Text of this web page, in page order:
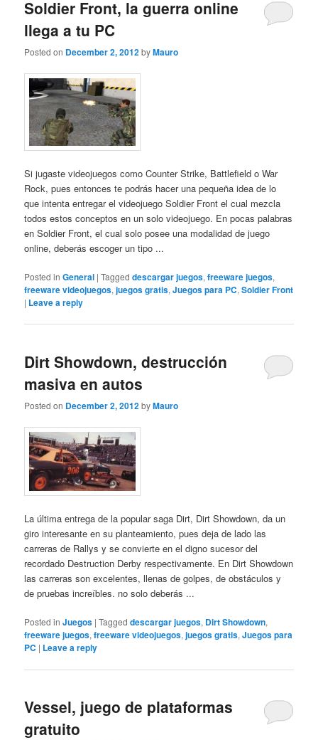
Soldier Front, la guerra online
llega a tu PC
Posted on December 2, 2012byMauro
Si jugaste videojuegos como Counter Strike, Battlefield o War
Rock, pues entonces te podrás hacer una pequeña idea de lo
que intenta entregar el videojuego Soldier Front el cual mezcla
todos estos conceptos en un solo videojuego. En pocas palabras
en Soldier Front, el cual solo posee una modalidad de juego
online, deberás escoger un tipo ...
Posted in General |Tagged descargar juegos,freeware juegos,
freeware videojuegos,juegos gratis,Juegos para PC,Soldier Front
| Leave a reply
Dirt Showdown, destrucción
masiva en autos
Posted on December 2, 2012byMauro
La última entrega de la popular saga Dirt, Dirt Showdown, da un
giro interesante en su planteamiento, pues deja de lado las
carreras de Rallys y se convierte en el digno sucesor del
recordado Destruction Derby respectivamente. En Dirt Showdown
las carreras son excelentes, llenas de golpes, de obstáculos y
de pruebas increíbles. no solo deberás ...
Posted in Juegos |Tagged descargar juegos, Dirt Showdown,
freeware juegos,freeware videojuegos,juegos gratis,Juegos para
PC | Leave a reply
Vessel, juego de plataformas
gratuito